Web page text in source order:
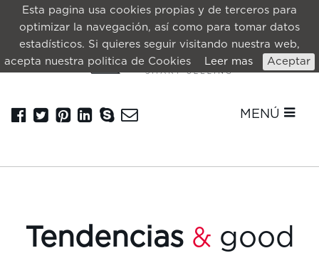
Esta pagina usa cookies propias y de terceros para
optimizar la navegación, así como para tomar datos
estadísticos. Si quieres seguir visitando nuestra web,
acepta nuestra politica de Cookies
Leer mas Aceptar
MENÚ
Tendencias &good